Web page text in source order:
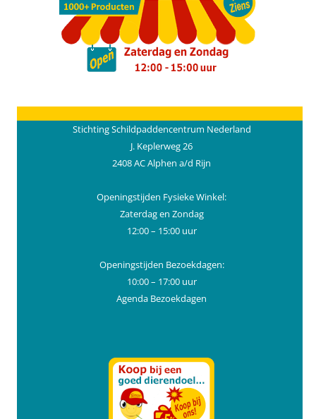
Stichting Schildpaddencentrum Nederland
J. Keplerweg 26
2408 AC Alphen a/d Rijn
Openingstijden Fysieke Winkel:
Zaterdag en Zondag
12:00 – 15:00 uur
Openingstijden Bezoekdagen:
10:00 – 17:00 uur
Agenda Bezoekdagen